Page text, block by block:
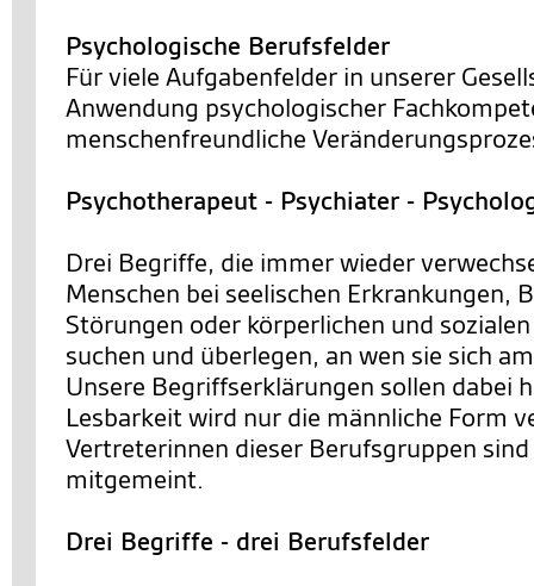
Psychologische Berufsfelder
Für viele Aufgabenfelder in unserer
Anwendung psychologischer
menschenfreundliche
Psychotherapeut - Psychiater -
Drei Begriffe, die immer wieder
Menschen bei seelischen Erkrankungen,
Störungen oder körperlichen und
suchen und überlegen, an wen sie sich
Unsere Begriffserklärungen sollen dabei
Lesbarkeit wird nur die männliche Form
Vertreterinnen dieser Berufsgruppen
mitgemeint.
Drei Begriffe - drei Berufsfelder